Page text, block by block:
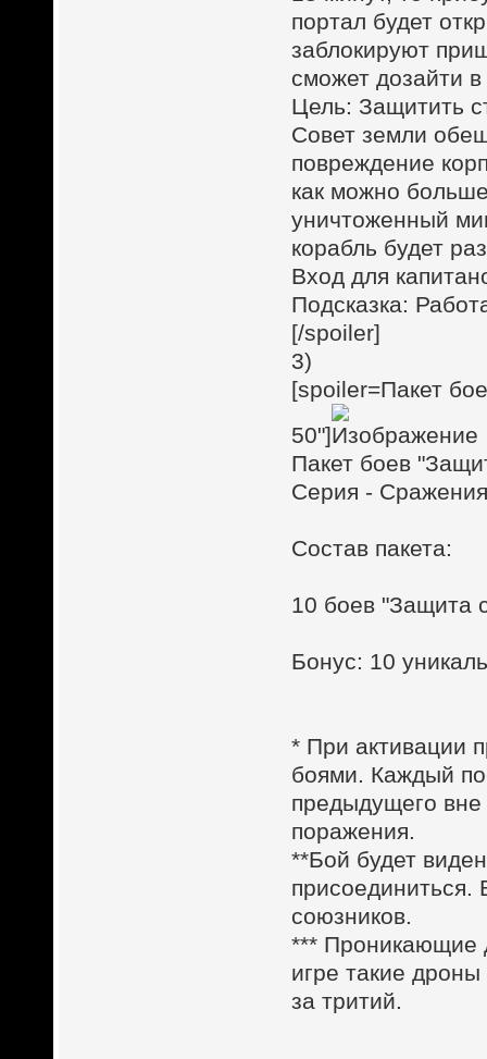
портал будет
заблокируют
сможет дозайти
Цель: Защитить
Совет земли
повреждение
как можно
уничтоженный
корабль будет
Вход для
Подсказка:
[/spoiler]
3)
[spoiler=Пакет
50"]
Пакет боев
Серия -
Состав пакета:
10 боев "Защита
Бонус: 10
* При активации
боями. Каждый
предыдущего вне
поражения.
**Бой будет
присоединиться.
союзников.
*** Проникающие
игре такие
за тритий.